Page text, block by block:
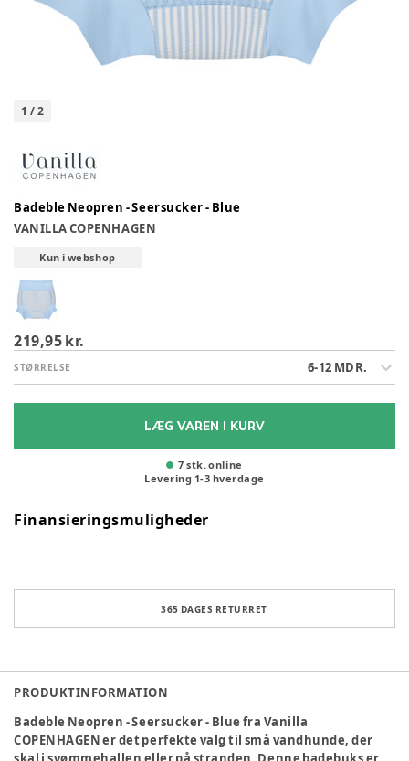
1 /2
Badeble Neopren - Seersucker - Blue
VANILLA COPENHAGEN
Kun i webshop
219,95 kr.
STØRRELSE 6-12 MDR.
LÆG VAREN I KURV
7 stk. online
Levering 1-3 hverdage
Finansieringsmuligheder
365 DAGES RETURRET
PRODUKTINFORMATION
Badeble Neopren - Seersucker - Blue fra Vanilla
COPENHAGEN er det perfekte valg til små vandhunde, der